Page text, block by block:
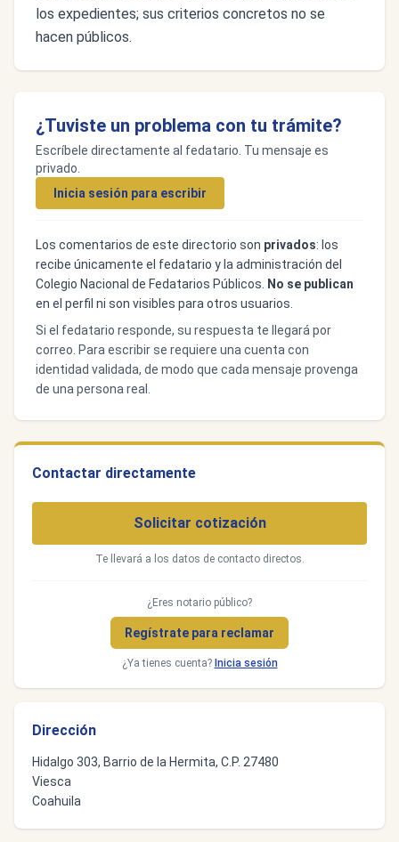
los expedientes; sus criterios concretos no se
hacen públicos.
¿Tuviste un problema con tu trámite?
Escríbele directamente al fedatario. Tu mensaje es
privado.
Inicia sesión para escribir
Los comentarios de este directorio son privados: los
recibe únicamente el fedatario y la administración del
Colegio Nacional de Fedatarios Públicos.
No se publican
en el perfil ni son visibles para otros usuarios.
Si el fedatario responde, su respuesta te llegará por
correo. Para escribir se requiere una cuenta con
identidad validada, de modo que cada mensaje provenga
de una persona real.
Contactar directamente
Solicitar cotización
Te llevará a los datos de contacto directos.
¿Eres notario público?
Regístrate para reclamar
¿Ya tienes cuenta? Inicia sesión
Dirección
Hidalgo 303, Barrio de la Hermita, C.P. 27480
Viesca
Coahuila